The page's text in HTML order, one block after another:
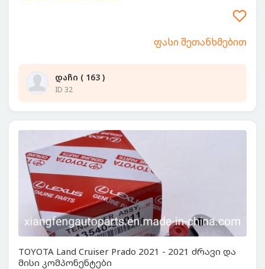
ფასი შეთანხმებით
დაჩი ( 163 )
ID 32
TOYOTA Land Cruiser Prado 2021 - 2021 ძრავი და
მისი კომპონენტები